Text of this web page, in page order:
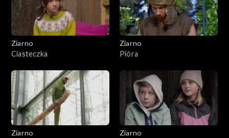
Ziarno
Ciasteczka
Ziarno
Pióra
Ziarno
Ziarno